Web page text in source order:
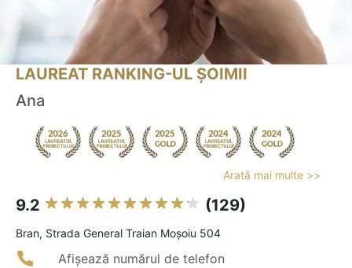
LAUREAT RANKING-UL ȘOIMII
Ana
Arată mai multe >>
9.2 (129)
Bran, Strada General Traian Moșoiu 504
Afișează numărul de telefon